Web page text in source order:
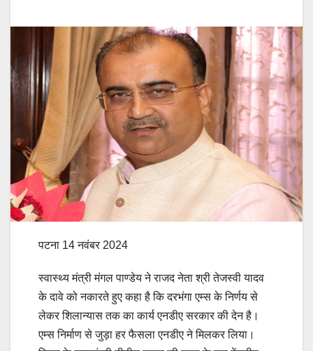
पटना 14 नवंबर 2024
स्वास्थ्य मंत्री मंगल पाण्डेय ने राजद नेता श्री तेजस्वी यादव
के दावे को नकारते हुए कहा है कि दरभंगा एम्स के निर्णय से
लेकर शिलान्यास तक का कार्य एनडीए सरकार की देन है।
एम्स निर्माण से जुड़ा हर फैसला एनडीए ने मिलकर लिया।